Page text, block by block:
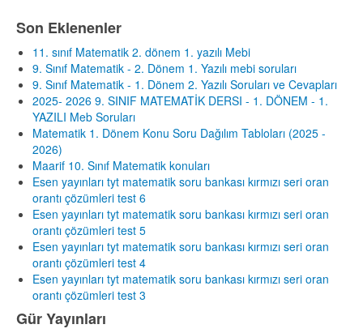
Son Eklenenler
11. sınıf Matematik 2. dönem 1. yazılı Mebi
9. Sınıf Matematik - 2. Dönem 1. Yazılı mebi soruları
9. Sınıf Matematik - 1. Dönem 2. Yazılı Soruları ve Cevapları
2025- 2026 9. SINIF MATEMATİK DERSI - 1. DÖNEM - 1.
YAZILI Meb Soruları
Matematik 1. Dönem Konu Soru Dağılım Tabloları (2025 -
2026)
Maarif 10. Sınıf Matematik konuları
Esen yayınları tyt matematik soru bankası kırmızı seri oran
orantı çözümleri test 6
Esen yayınları tyt matematik soru bankası kırmızı seri oran
orantı çözümleri test 5
Esen yayınları tyt matematik soru bankası kırmızı seri oran
orantı çözümleri test 4
Esen yayınları tyt matematik soru bankası kırmızı seri oran
orantı çözümleri test 3
Gür Yayınları